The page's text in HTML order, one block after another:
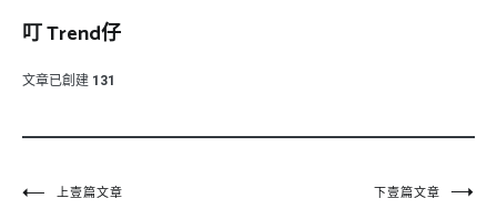
叮 Trend仔
文章已創建 131
上壹篇文章 下壹篇文章